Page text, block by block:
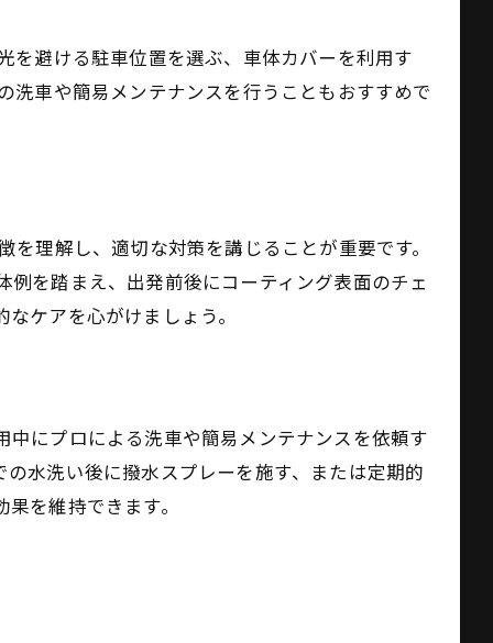
を避ける駐車位置を選ぶ、車体カバーを利用す
洗車や簡易メンテナンスを行うこともおすすめで
理解し、適切な対策を講じることが重要です。
を踏まえ、出発前後にコーティング表面のチェ
ケアを心がけましょう。
にプロによる洗車や簡易メンテナンスを依頼す
水洗い後に撥水スプレーを施す、または定期的
を維持できます。